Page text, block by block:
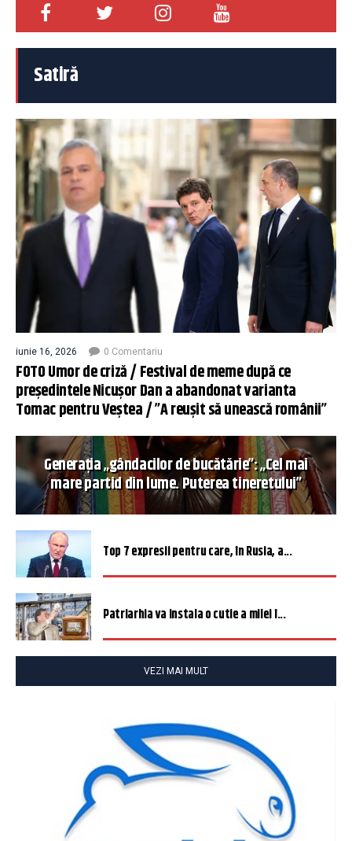
Satiră
iunie 16, 2026 0 Comentariu
FOTO Umor de criză / Festival de meme după ce
președintele Nicușor Dan a abandonat varianta
Tomac pentru Veștea / ”A reușit să unească românii”
Generația „gândacilor de bucătărie”: „Cel mai
mare partid din lume. Puterea tineretului”
Top 7 expresii pentru care, în Rusia, a...
Patriarhia va instala o cutie a milei î...
VEZI MAI MULT